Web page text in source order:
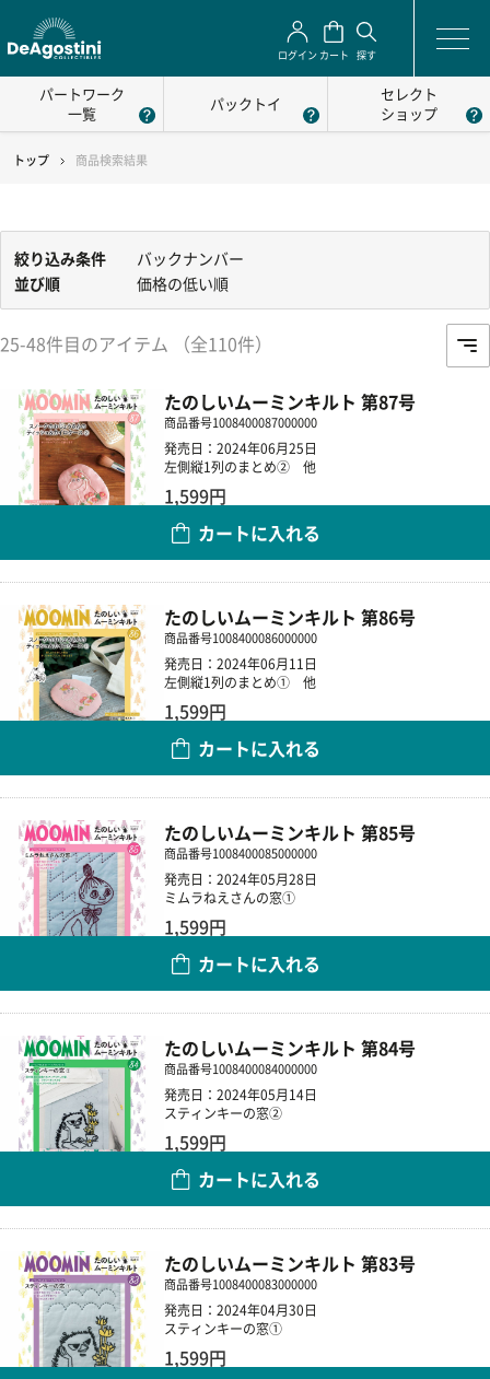
ログイン カート 探す
パートワーク
一覧
パックトイ
セレクト
ショップ
トップ 商品検索結果
絞り込み条件
バックナンバー
並び順
価格の低い順
25-48件目のアイテム （全110件）
たのしいムーミンキルト 第87号
商品番号1008400087000000
発売日：2024年06月25日
左側縦1列のまとめ② 他
1,599円
カートに入れる
たのしいムーミンキルト 第86号
商品番号1008400086000000
発売日：2024年06月11日
左側縦1列のまとめ① 他
1,599円
カートに入れる
たのしいムーミンキルト 第85号
商品番号1008400085000000
発売日：2024年05月28日
ミムラねえさんの窓①
1,599円
カートに入れる
たのしいムーミンキルト 第84号
商品番号1008400084000000
発売日：2024年05月14日
スティンキーの窓②
1,599円
カートに入れる
たのしいムーミンキルト 第83号
商品番号1008400083000000
発売日：2024年04月30日
スティンキーの窓①
1,599円